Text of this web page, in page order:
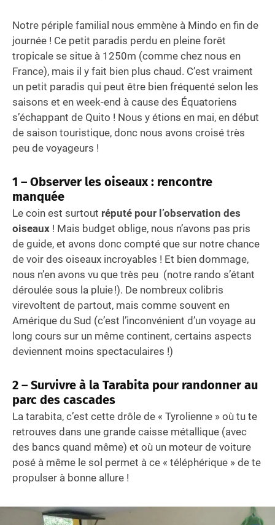
Notre périple familial nous emmène à Mindo en fin de
journée ! Ce petit paradis perdu en pleine forêt
tropicale se situe à 1250m (comme chez nous en
France), mais il y fait bien plus chaud. C’est vraiment
un petit paradis qui peut être bien fréquenté selon les
saisons et en week-end à cause des Équatoriens
s’échappant de Quito ! Nous y étions en mai, en début
de saison touristique, donc nous avons croisé très
peu de voyageurs !
1 – Observer les oiseaux : rencontre
manquée
Le coin est surtout réputé pour l’observation des
oiseaux ! Mais budget oblige, nous n’avons pas pris
de guide, et avons donc compté que sur notre chance
de voir des oiseaux incroyables ! Et bien dommage,
nous n’en avons vu que très peu (notre rando s’étant
déroulée sous la pluie !). De nombreux colibris
virevoltent de partout, mais comme souvent en
Amérique du Sud (c’est l’inconvénient d’un voyage au
long cours sur un même continent, certains aspects
deviennent moins spectaculaires !)
2 – Survivre à la Tarabita pour randonner au
parc des cascades
La tarabita, c’est cette drôle de « Tyrolienne » où tu te
retrouves dans une grande caisse métallique (avec
des bancs quand même) et où un moteur de voiture
posé à même le sol permet à ce « téléphérique » de te
propulser à bonne allure !